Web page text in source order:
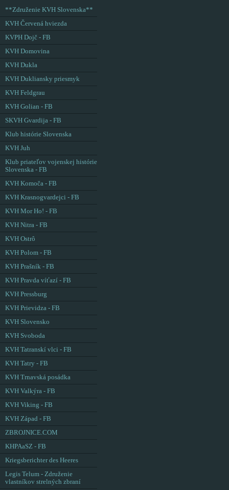
**Združenie KVH Slovenska**
KVH Červená hviezda
KVPH Dojč - FB
KVH Domovina
KVH Dukla
KVH Dukliansky priesmyk
KVH Feldgrau
KVH Golian - FB
SKVH Gvardija - FB
Klub histórie Slovenska
KVH Juh
Klub priateľov vojenskej histórie
Slovenska - FB
KVH Komoča - FB
KVH Krasnogvardejci - FB
KVH Mor Ho! - FB
KVH Nitra - FB
KVH Ostrô
KVH Polom - FB
KVH Prašník - FB
KVH Pravda víťazí - FB
KVH Pressburg
KVH Prievidza - FB
KVH Slovensko
KVH Svoboda
KVH Tatranskí vlci - FB
KVH Tatry - FB
KVH Trnavská posádka
KVH Valkýra - FB
KVH Viking - FB
KVH Západ - FB
ZBROJNICE.COM
KHPAaSZ - FB
Kriegsberichter des Heeres
Legis Telum - Združenie
vlastníkov strelných zbraní